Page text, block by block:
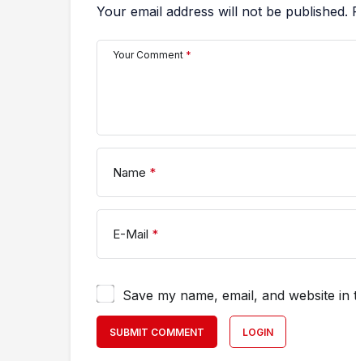
Your email address will not be published.
Your Comment *
Name *
E-Mail *
Save my name, email, and website
SUBMIT COMMENT LOGIN